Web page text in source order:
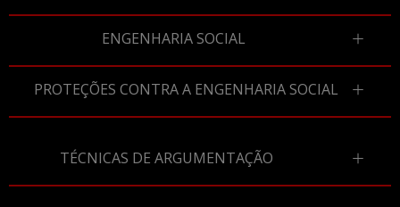
ENGENHARIA SOCIAL
PROTEÇÕES CONTRA A ENGENHARIA SOCIAL
TÉCNICAS DE ARGUMENTAÇÃO